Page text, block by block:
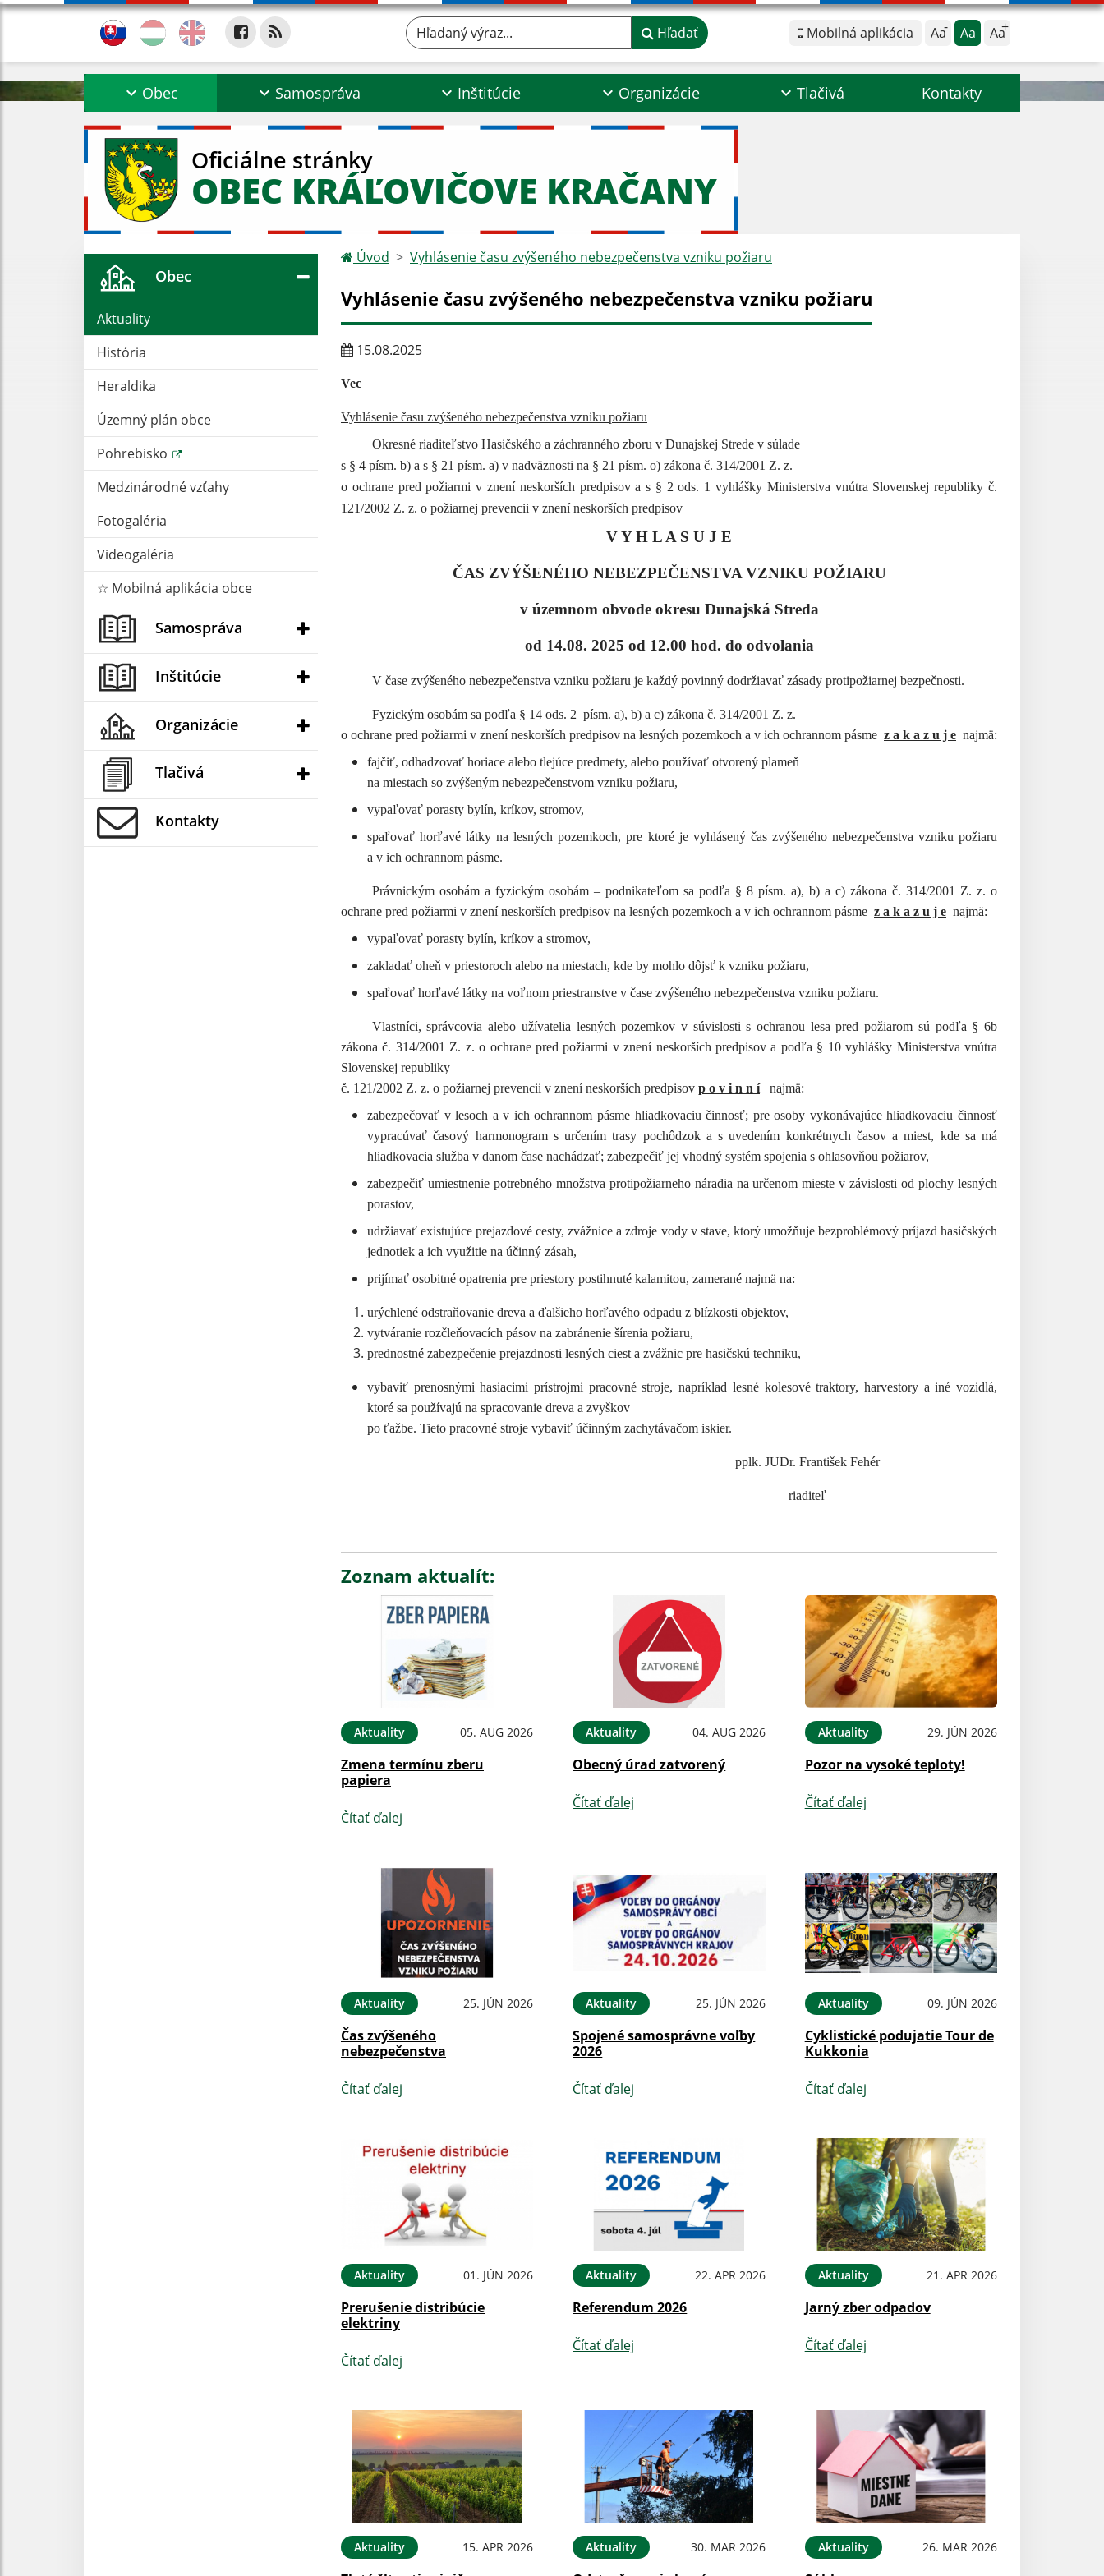
Mobilná aplikácia Aa Aa Aa
Hľadaný výraz... Hľadať
Obec Samospráva Inštitúcie Organizácie Tlačivá Kontakty
Oficiálne stránky
OBEC KRÁĽOVIČOVE KRAČANY
Obec
Aktuality
História
Heraldika
Územný plán obce
Pohrebisko
Medzinárodné vzťahy
Fotogaléria
Videogaléria
☆ Mobilná aplikácia obce
Samospráva
Inštitúcie
Organizácie
Tlačivá
Kontakty
Úvod Vyhlásenie času zvýšeného nebezpečenstva vzniku požiaru
Vyhlásenie času zvýšeného nebezpečenstva vzniku požiaru
15.08.2025
Vec
Vyhlásenie času zvýšeného nebezpečenstva vzniku požiaru
Okresné riaditeľstvo Hasičského a záchranného zboru v Dunajskej Strede v súlade
s § 4 písm. b) a s § 21 písm. a) v nadväznosti na § 21 písm. o) zákona č. 314/2001 Z. z.
o ochrane pred požiarmi v znení neskorších predpisov a s § 2 ods. 1 vyhlášky Ministerstva vnútra Slovenskej republiky č.
121/2002 Z. z. o požiarnej prevencii v znení neskorších predpisov
V Y H L A S U J E
ČAS ZVÝŠENÉHO NEBEZPEČENSTVA VZNIKU POŽIARU
v územnom obvode okresu Dunajská Streda
od 14.08. 2025 od 12.00 hod. do odvolania
V čase zvýšeného nebezpečenstva vzniku požiaru je každý povinný dodržiavať zásady protipožiarnej bezpečnosti.
Fyzickým osobám sa podľa § 14 ods. 2 písm. a), b) a c) zákona č. 314/2001 Z. z.
o ochrane pred požiarmi v znení neskorších predpisov na lesných pozemkoch a v ich ochrannom pásme z a k a z u j e najmä:
fajčiť, odhadzovať horiace alebo tlejúce predmety, alebo používať otvorený plameň
na miestach so zvýšeným nebezpečenstvom vzniku požiaru,
vypaľovať porasty bylín, kríkov, stromov,
spaľovať horľavé látky na lesných pozemkoch, pre ktoré je vyhlásený čas zvýšeného nebezpečenstva vzniku požiaru
a v ich ochrannom pásme.
Právnickým osobám a fyzickým osobám – podnikateľom sa podľa § 8 písm. a), b) a c) zákona č. 314/2001 Z. z. o
ochrane pred požiarmi v znení neskorších predpisov na lesných pozemkoch a v ich ochrannom pásme z a k a z u j e najmä:
vypaľovať porasty bylín, kríkov a stromov,
zakladať oheň v priestoroch alebo na miestach, kde by mohlo dôjsť k vzniku požiaru,
spaľovať horľavé látky na voľnom priestranstve v čase zvýšeného nebezpečenstva vzniku požiaru.
Vlastníci, správcovia alebo užívatelia lesných pozemkov v súvislosti s ochranou lesa pred požiarom sú podľa § 6b
zákona č. 314/2001 Z. z. o ochrane pred požiarmi v znení neskorších predpisov a podľa § 10 vyhlášky Ministerstva vnútra
Slovenskej republiky
č. 121/2002 Z. z. o požiarnej prevencii v znení neskorších predpisov p o v i n n ínajmä:
zabezpečovať v lesoch a v ich ochrannom pásme hliadkovaciu činnosť; pre osoby vykonávajúce hliadkovaciu činnosť
vypracúvať časový harmonogram s určením trasy pochôdzok a s uvedením konkrétnych časov a miest, kde sa má
hliadkovacia služba v danom čase nachádzať; zabezpečiť jej vhodný systém spojenia s ohlasovňou požiarov,
zabezpečiť umiestnenie potrebného množstva protipožiarneho náradia na určenom mieste v závislosti od plochy lesných
porastov,
udržiavať existujúce prejazdové cesty, zvážnice a zdroje vody v stave, ktorý umožňuje bezproblémový príjazd hasičských
jednotiek a ich využitie na účinný zásah,
prijímať osobitné opatrenia pre priestory postihnuté kalamitou, zamerané najmä na:
urýchlené odstraňovanie dreva a ďalšieho horľavého odpadu z blízkosti objektov,
vytváranie rozčleňovacích pásov na zabránenie šírenia požiaru,
prednostné zabezpečenie prejazdnosti lesných ciest a zvážnic pre hasičskú techniku,
vybaviť prenosnými hasiacimi prístrojmi pracovné stroje, napríklad lesné kolesové traktory, harvestory a iné vozidlá,
ktoré sa používajú na spracovanie dreva a zvyškov
po ťažbe. Tieto pracovné stroje vybaviť účinným zachytávačom iskier.
pplk. JUDr. František Fehér
riaditeľ
Zoznam aktualít:
Aktuality 05. AUG 2026
Zmena termínu zberu
papiera
Čítať ďalej
Aktuality 04. AUG 2026
Obecný úrad zatvorený
Čítať ďalej
Aktuality 29. JÚN 2026
Pozor na vysoké teploty!
Čítať ďalej
Aktuality 25. JÚN 2026
Čas zvýšeného
nebezpečenstva
Čítať ďalej
Aktuality 25. JÚN 2026
Spojené samosprávne voľby
2026
Čítať ďalej
Aktuality 09. JÚN 2026
Cyklistické podujatie Tour de
Kukkonia
Čítať ďalej
Aktuality 01. JÚN 2026
Prerušenie distribúcie
elektriny
Čítať ďalej
Aktuality 22. APR 2026
Referendum 2026
Čítať ďalej
Aktuality 21. APR 2026
Jarný zber odpadov
Čítať ďalej
Aktuality 15. APR 2026 Aktuality 30. MAR 2026 Aktuality 26. MAR 2026